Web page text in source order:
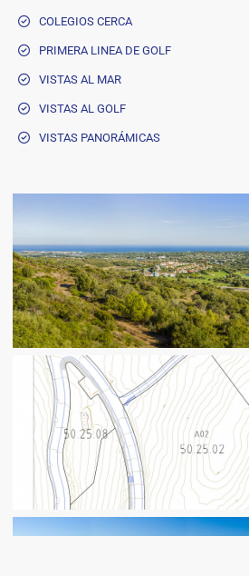
COLEGIOS CERCA
PRIMERA LINEA DE GOLF
VISTAS AL MAR
VISTAS AL GOLF
VISTAS PANORÁMICAS